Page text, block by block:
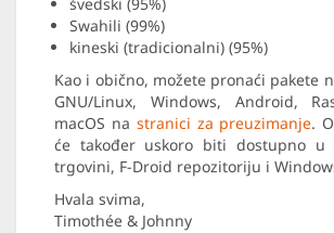
švedski (95%)
Swahili (99%)
kineski (tradicionalni) (95%)
Kao i obično, možete pronaći pakete
GNU/Linux, Windows, Android,
macOS na stranici za preuzimanje.
će također uskoro biti dostupno u
trgovini, F-Droid repozitoriju i
Hvala svima,
Timothée & Johnny